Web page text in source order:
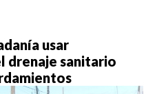
usar
drenaje sanitario